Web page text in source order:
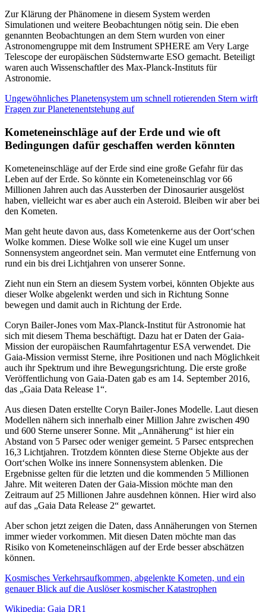
Zur Klärung der Phänomene in diesem System werden
Simulationen und weitere Beobachtungen nötig sein. Die eben
genannten Beobachtungen an dem Stern wurden von einer
Astronomengruppe mit dem Instrument SPHERE am Very Large
Telescope der europäischen Südsternwarte ESO gemacht. Beteiligt
waren auch Wissenschaftler des Max-Planck-Instituts für
Astronomie.
Ungewöhnliches Planetensystem um schnell rotierenden Stern wirft
Fragen zur Planetenentstehung auf
Kometeneinschläge auf der Erde und wie oft
Bedingungen dafür geschaffen werden könnten
Kometeneinschläge auf der Erde sind eine große Gefahr für das
Leben auf der Erde. So könnte ein Kometeneinschlag vor 66
Millionen Jahren auch das Aussterben der Dinosaurier ausgelöst
haben, vielleicht war es aber auch ein Asteroid. Bleiben wir aber bei
den Kometen.
Man geht heute davon aus, dass Kometenkerne aus der Oort‘schen
Wolke kommen. Diese Wolke soll wie eine Kugel um unser
Sonnensystem angeordnet sein. Man vermutet eine Entfernung von
rund ein bis drei Lichtjahren von unserer Sonne.
Zieht nun ein Stern an diesem System vorbei, könnten Objekte aus
dieser Wolke abgelenkt werden und sich in Richtung Sonne
bewegen und damit auch in Richtung der Erde.
Coryn Bailer-Jones vom Max-Planck-Institut für Astronomie hat
sich mit diesem Thema beschäftigt. Dazu hat er Daten der Gaia-
Mission der europäischen Raumfahrtagentur ESA verwendet. Die
Gaia-Mission vermisst Sterne, ihre Positionen und nach Möglichkeit
auch ihr Spektrum und ihre Bewegungsrichtung. Die erste große
Veröffentlichung von Gaia-Daten gab es am 14. September 2016,
das „Gaia Data Release 1“.
Aus diesen Daten erstellte Coryn Bailer-Jones Modelle. Laut diesen
Modellen nähern sich innerhalb einer Million Jahre zwischen 490
und 600 Sterne unserer Sonne. Mit „Annäherung“ ist hier ein
Abstand von 5 Parsec oder weniger gemeint. 5 Parsec entsprechen
16,3 Lichtjahren. Trotzdem könnten diese Sterne Objekte aus der
Oort‘schen Wolke ins innere Sonnensystem ablenken. Die
Ergebnisse gelten für die letzten und die kommenden 5 Millionen
Jahre. Mit weiteren Daten der Gaia-Mission möchte man den
Zeitraum auf 25 Millionen Jahre ausdehnen können. Hier wird also
auf das „Gaia Data Release 2“ gewartet.
Aber schon jetzt zeigen die Daten, dass Annäherungen von Sternen
immer wieder vorkommen. Mit diesen Daten möchte man das
Risiko von Kometeneinschlägen auf der Erde besser abschätzen
können.
Kosmisches Verkehrsaufkommen, abgelenkte Kometen, und ein
genauer Blick auf die Auslöser kosmischer Katastrophen
Wikipedia: Gaia DR1